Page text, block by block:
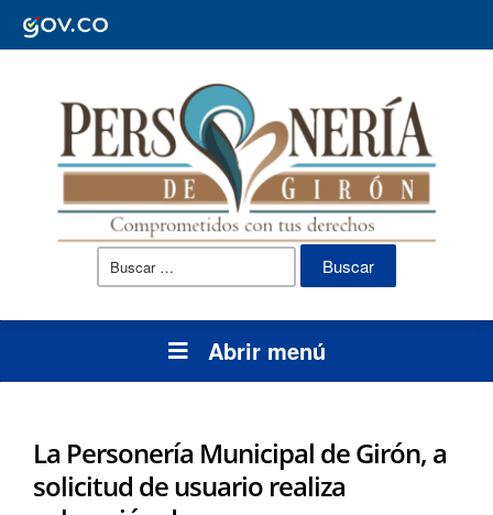
Buscar:
Abrir menú
La Personería Municipal de Girón, a
solicitud de usuario realiza